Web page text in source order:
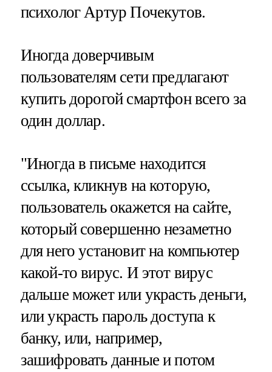
психолог Артур Почекутов.
Иногда доверчивым
пользователям сети предлагают
купить дорогой смартфон всего за
один доллар.
"Иногда в письме находится
ссылка, кликнув на которую,
пользователь окажется на сайте,
который совершенно незаметно
для него установит на компьютер
какой-то вирус. И этот вирус
дальше может или украсть деньги,
или украсть пароль доступа к
банку, или, например,
зашифровать данные и потом